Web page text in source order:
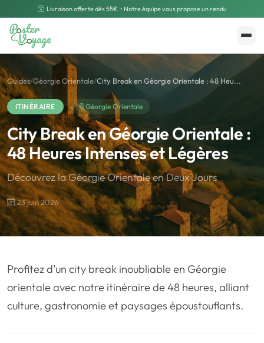
Livraison offerte dès 55€ • Notre équipe vous propose un rendu
Créer mon souvenir Polarsteps
❤️ Voyage de noce 🥾 Randonnées
Guides/Géorgie Orientale/City Break en Géorgie Orientale : 48 Heu...
ITINÉRAIRE Géorgie Orientale
City Break en Géorgie Orientale :
48 Heures Intenses et Légères
Découvrez la Géorgie Orientale en Deux Jours
23 juin 2026
Profitez d'un city break inoubliable en Géorgie
orientale avec notre itinéraire de 48 heures, alliant
culture, gastronomie et paysages époustouflants.